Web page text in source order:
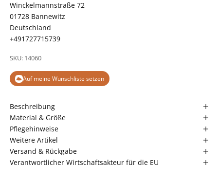
Winckelmannstraße 72
01728 Bannewitz
Deutschland
+491727715739
SKU: 14060
Auf meine Wunschliste setzen
Beschreibung
Material & Größe
Pflegehinweise
Weitere Artikel
Versand & Rückgabe
Verantwortlicher Wirtschaftsakteur für die EU